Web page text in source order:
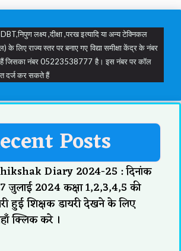
लक्ष्य ,दीक्षा ,परख इत्यादि या अन्य टेक्निकल
लिए राज्य स्तर पर बनाए गए विद्या समीक्षा केंद्र के नंबर
जिसका नंबर 05223538777 है। इस नंबर पर कॉल
दर्ज कर सकते हैं
Posts
Diary 2024-25 : दिनांक
जुलाई 2024 कक्षा 1,2,3,4,5 की
हुई शिक्षक डायरी देखने के लिए
क्लिक करे ।